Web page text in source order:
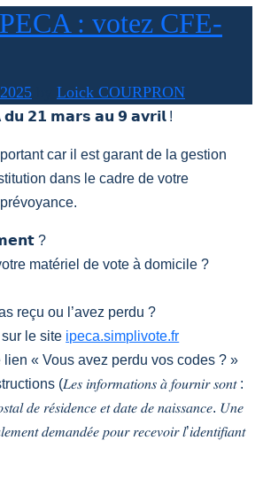
: votez CFE-
Loick COURPRON
𝗱𝘂 𝟮𝟭 𝗺𝗮𝗿𝘀 𝗮𝘂 𝟵 𝗮𝘃𝗿𝗶𝗹 !
car il est garant de la gestion
dans le cadre de votre
?
matériel de vote à domicile ?
reçu ou l’avez perdu ?
le site ipeca.simplivote.fr
« Vous avez perdu vos codes ? »
(𝐿𝑒𝑠 𝑖𝑛𝑓𝑜𝑟𝑚𝑎𝑡𝑖𝑜𝑛𝑠 𝑎̀ 𝑓𝑜𝑢𝑟𝑛𝑖𝑟 𝑠𝑜𝑛𝑡 :
𝑑𝑒 𝑟𝑒́𝑠𝑖𝑑𝑒𝑛𝑐𝑒 𝑒𝑡 𝑑𝑎𝑡𝑒 𝑑𝑒 𝑛𝑎𝑖𝑠𝑠𝑎𝑛𝑐𝑒. 𝑈𝑛𝑒
𝑑𝑒𝑚𝑎𝑛𝑑𝑒́𝑒 𝑝𝑜𝑢𝑟 𝑟𝑒𝑐𝑒𝑣𝑜𝑖𝑟 𝑙’𝑖𝑑𝑒𝑛𝑡𝑖𝑓𝑖𝑎𝑛𝑡